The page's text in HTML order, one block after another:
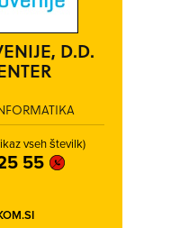
D.D.
vseh številk)
55